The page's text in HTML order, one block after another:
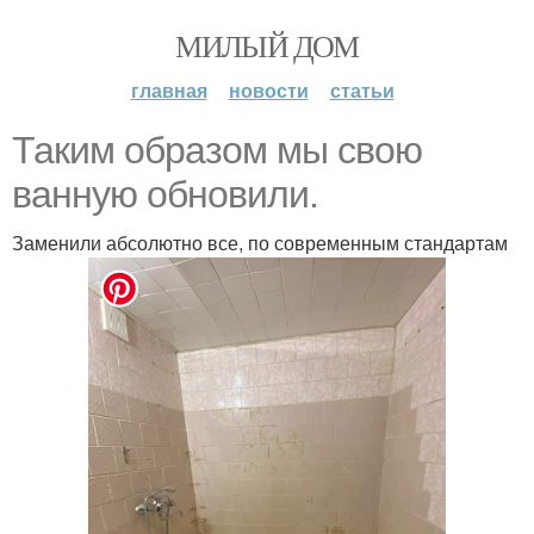
МИЛЫЙ ДОМ
главная новости статьи
Таким образом мы свою
ванную обновили.
Заменили абсолютно все, по современным стандартам